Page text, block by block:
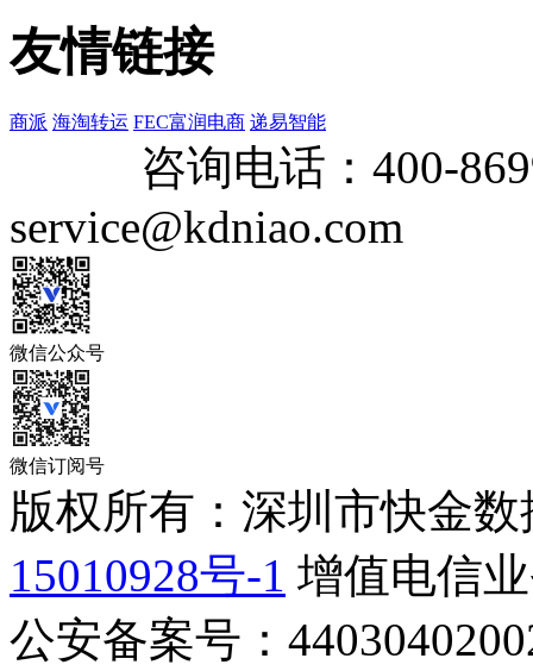
友情链接
商派 海淘转运 FEC富润电商 递易智能
咨询电话： 400-
service@kdniao.com
微信公众号
微信订阅号
版权所有：深圳市快金
15010928号-1 增值电信
公安备案号：